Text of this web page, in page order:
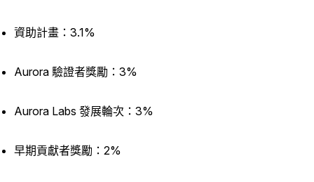
資助計畫：3.1%
Aurora 驗證者獎勵：3%
Aurora Labs 發展輪次：3%
早期貢獻者獎勵：2%